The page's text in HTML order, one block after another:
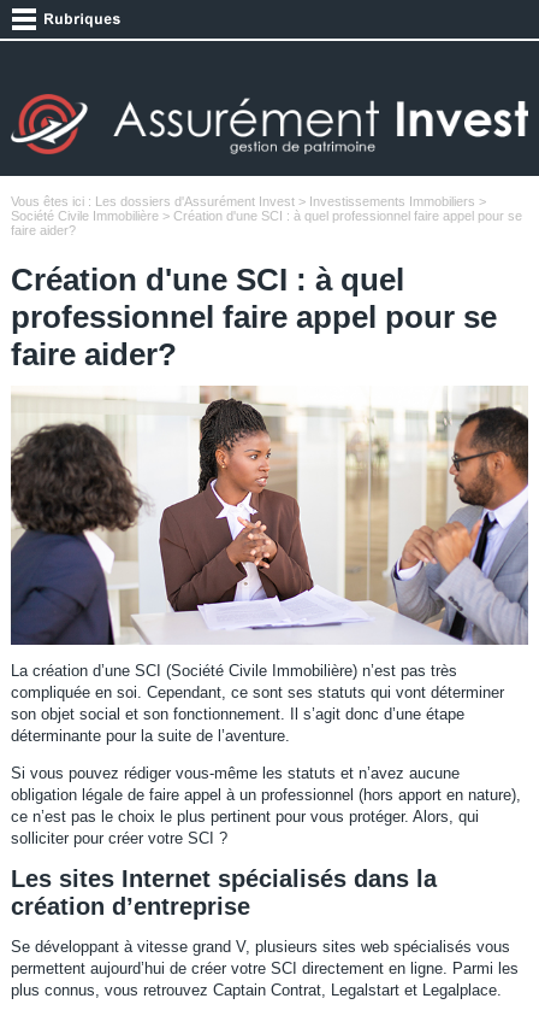
Vous êtes ici : Les dossiers d'Assurément Invest> Investissements Immobiliers >
Société Civile Immobilière> Création d'une SCI : à quel professionnel faire appel pour se
faire aider?
Création d'une SCI : à quel
professionnel faire appel pour se
faire aider?
La création d’une SCI (Société Civile Immobilière) n’est pas très
compliquée en soi. Cependant, ce sont ses statuts qui vont déterminer
son objet social et son fonctionnement. Il s’agit donc d’une étape
déterminante pour la suite de l’aventure.
Si vous pouvez rédiger vous-même les statuts et n’avez aucune
obligation légale de faire appel à un professionnel (hors apport en nature),
ce n’est pas le choix le plus pertinent pour vous protéger. Alors, qui
solliciter pour créer votre SCI ?
Les sites Internet spécialisés dans la
création d’entreprise
Se développant à vitesse grand V, plusieurs sites web spécialisés vous
permettent aujourd’hui de créer votre SCI directement en ligne. Parmi les
plus connus, vous retrouvez Captain Contrat, Legalstart et Legalplace.